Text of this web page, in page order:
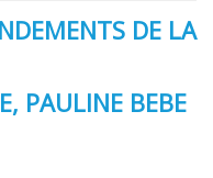
DE LA
PAULINE BEBE